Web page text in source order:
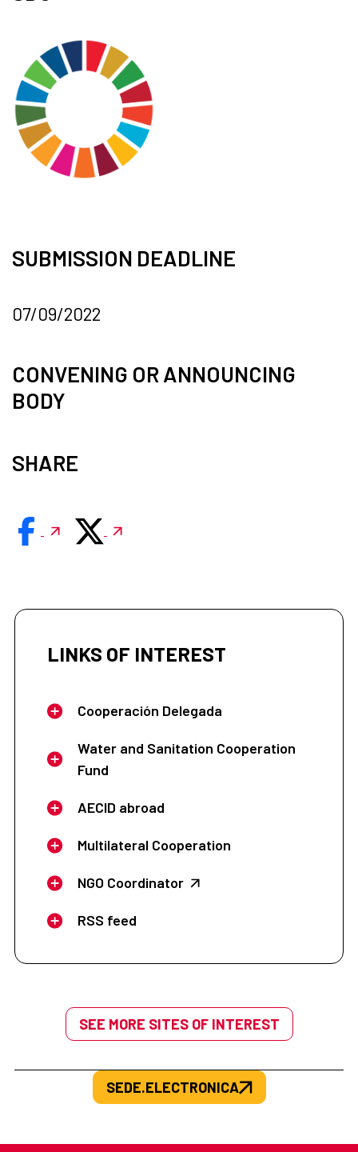
SUBMISSION DEADLINE
07/09/2022
CONVENING OR ANNOUNCING
BODY
SHARE
LINKS OF INTEREST
Cooperación Delegada
Water and Sanitation Cooperation
Fund
AECID abroad
Multilateral Cooperation
NGO Coordinator
RSS feed
SEE MORE SITES OF INTEREST
SEDE.ELECTRONICA